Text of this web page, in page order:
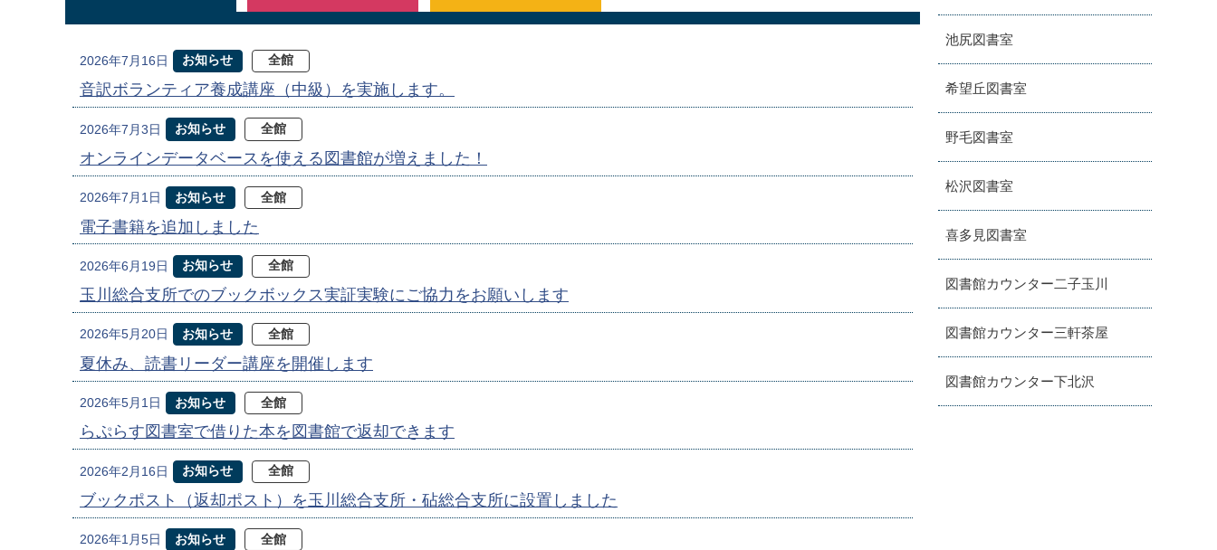
2026年7月16日 お知らせ 全館
音訳ボランティア養成講座（中級）を実施します。
2026年7月3日 お知らせ 全館
オンラインデータベースを使える図書館が増えました！
2026年7月1日 お知らせ 全館
電子書籍を追加しました
2026年6月19日 お知らせ 全館
玉川総合支所でのブックボックス実証実験にご協力をお願いします
2026年5月20日 お知らせ 全館
夏休み、読書リーダー講座を開催します
2026年5月1日 お知らせ 全館
らぷらす図書室で借りた本を図書館で返却できます
2026年2月16日 お知らせ 全館
ブックポスト（返却ポスト）を玉川総合支所・砧総合支所に設置しました
2026年1月5日 お知らせ 全館
池尻図書室
希望丘図書室
野毛図書室
松沢図書室
喜多見図書室
図書館カウンター二子玉川
図書館カウンター三軒茶屋
図書館カウンター下北沢